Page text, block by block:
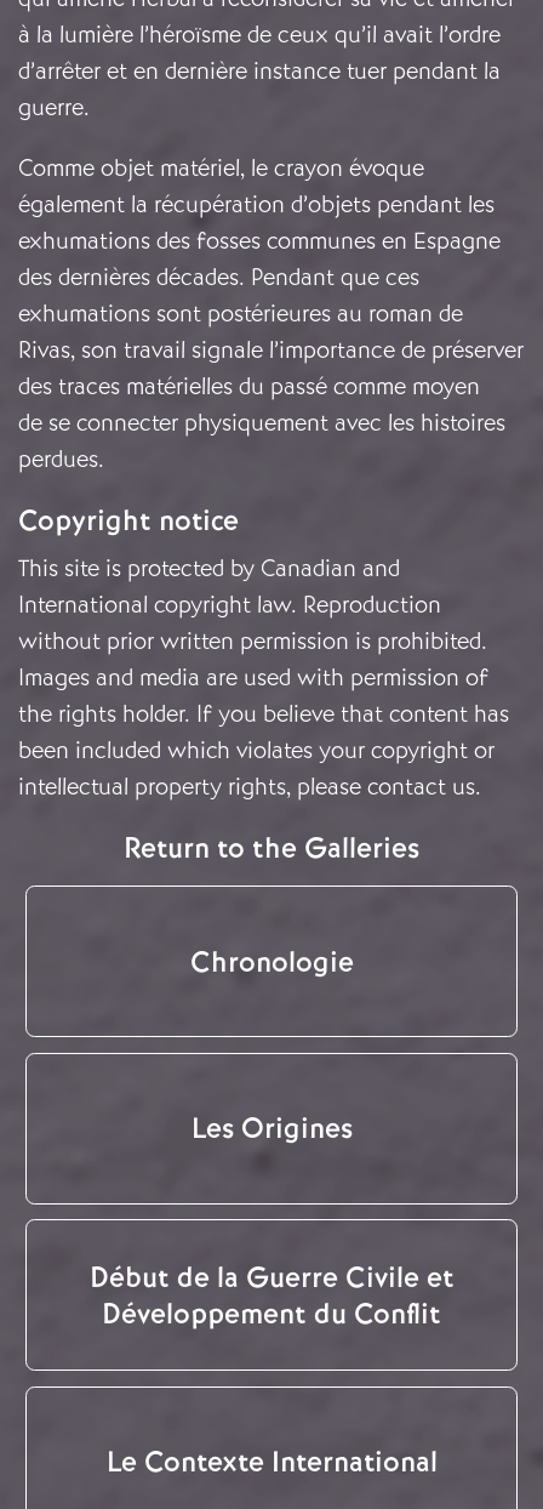
à la lumière l’héroïsme de ceux qu’il avait l’ordre
d’arrêter et en dernière instance tuer pendant la
guerre.
Comme objet matériel, le crayon évoque
également la récupération d’objets pendant les
exhumations des fosses communes en Espagne
des dernières décades. Pendant que ces
exhumations sont postérieures au roman de
Rivas, son travail signale l’importance de préserver
des traces matérielles du passé comme moyen
de se connecter physiquement avec les histoires
perdues.
Copyright notice
This site is protected by Canadian and
International copyright law. Reproduction
without prior written permission is prohibited.
Images and media are used with permission of
the rights holder. If you believe that content has
been included which violates your copyright or
intellectual property rights, please contact us.
Return to the Galleries
Chronologie
Les Origines
Début de la Guerre Civile et
Développement du Conflit
Le Contexte International